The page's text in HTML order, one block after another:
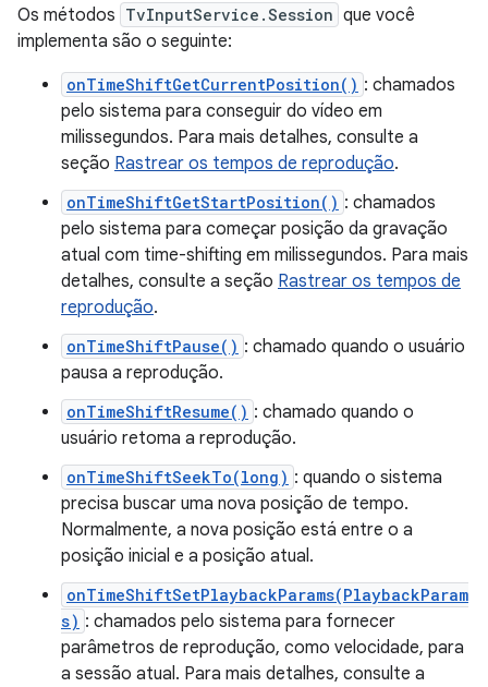
Os métodos TvInputService.Session que você
implementa são o seguinte:
onTimeShiftGetCurrentPosition() : chamados
pelo sistema para conseguir do vídeo em
milissegundos. Para mais detalhes, consulte a
seção Rastrear os tempos de reprodução.
onTimeShiftGetStartPosition() : chamados
pelo sistema para começar posição da gravação
atual com time-shifting em milissegundos. Para mais
detalhes, consulte a seção Rastrear os tempos de
reprodução.
onTimeShiftPause() : chamado quando o usuário
pausa a reprodução.
onTimeShiftResume() : chamado quando o
usuário retoma a reprodução.
onTimeShiftSeekTo(long) : quando o sistema
precisa buscar uma nova posição de tempo.
Normalmente, a nova posição está entre o a
posição inicial e a posição atual.
onTimeShiftSetPlaybackParams(PlaybackParam
s) : chamados pelo sistema para fornecer
parâmetros de reprodução, como velocidade, para
a sessão atual. Para mais detalhes, consulte a